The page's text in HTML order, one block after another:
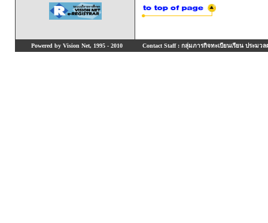
Powered by Vision Net, 1995 - 2010 Contact Staff : กลุ่มภารกิจทะเบียนเรียน ประมวล